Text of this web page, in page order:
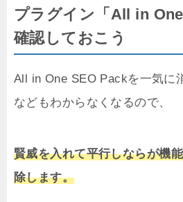
プラグイン「 All in
確認しておこう
All in One SEO Packを一気に
などもわからなくなるので、
賢威を入れて平行しならが機
除します。